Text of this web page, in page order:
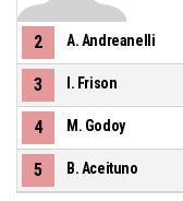
2 A. Andreanelli
3 I. Frison
4 M. Godoy
5 B. Aceituno